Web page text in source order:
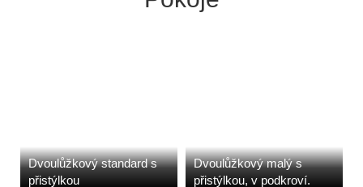
Dvoulůžkový standard s
přistýlkou
Dvoulůžkový malý s
přistýlkou, v podkroví.